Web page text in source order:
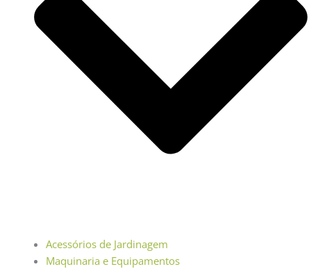
Acessórios de Jardinagem
Maquinaria e Equipamentos